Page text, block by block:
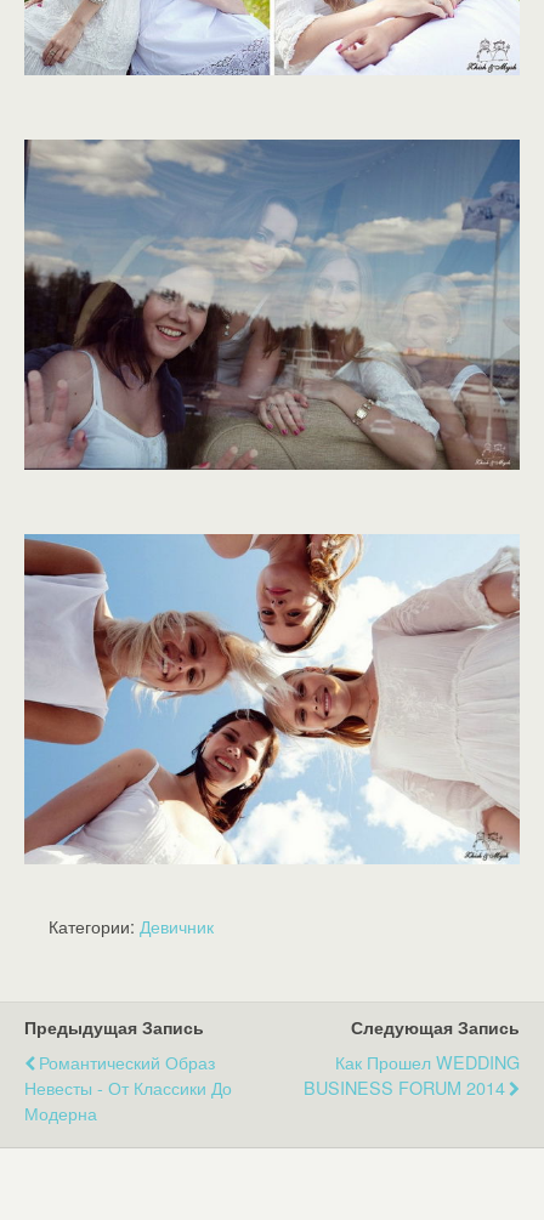
Категории: Девичник
Предыдущая Запись
Романтический Образ
Невесты - От Классики До
Модерна
Следующая Запись
Как Прошел WEDDING
BUSINESS FORUM 2014